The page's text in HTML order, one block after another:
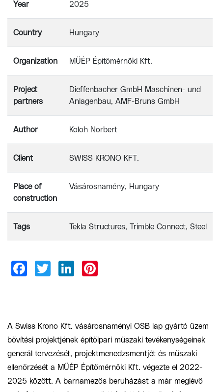
Year 2025
Country Hungary
Organization MŰÉP Építőmérnöki Kft.
Project
partners
Dieffenbacher GmbH Maschinen- und
Anlagenbau, AMF-Bruns GmbH
Author Koloh Norbert
Client SWISS KRONO KFT.
Place of
construction
Vásárosnamény, Hungary
Tags Tekla Structures Trimble Connect Steel
A Swiss Krono Kft. vásárosnaményi OSB lap gyártó üzem
bővítési projektjének építőipari műszaki tevékenységeinek
generál tervezését, projektmenedzsmentjét és műszaki
ellenőrzését a MŰÉP Építőmérnöki Kft. végezte el 2022-
2025 között. A barnamezős beruházást a már meglévő